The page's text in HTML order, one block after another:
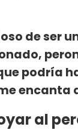
de ser
podría
encanta
al